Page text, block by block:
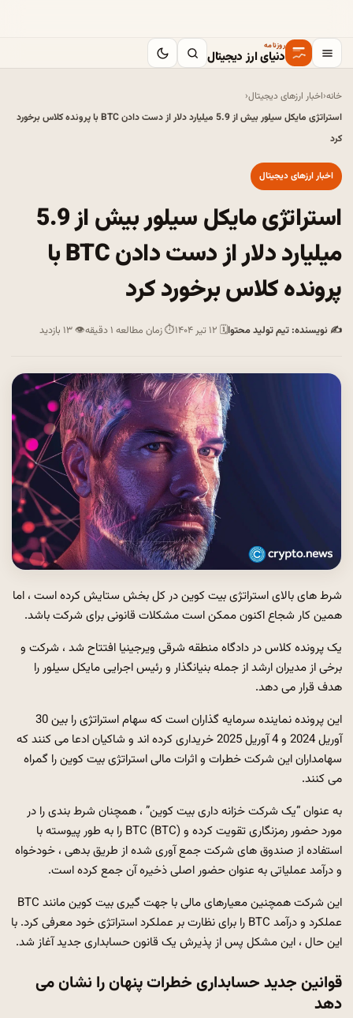
روزنامه
دنیای ارز دیجیتال
خانه‹اخبار ارزهای دیجیتال‹
استراتژی مایکل سیلور بیش از 5.9 میلیارد دلار از دست دادن BTC با پرونده کلاس برخورد
کرد
اخبار ارزهای دیجیتال
استراتژی مایکل سیلور بیش از 5.9
میلیارد دلار از دست دادن BTC با
پرونده کلاس برخورد کرد
✍ نویسنده: تیم تولید محتوا🗓 ۱۲ تیر ۱۴۰۴ ⏱ زمان مطالعه ۱ دقیقه 👁 ۱۳ بازدید
شرط های بالای استراتژی بیت کوین در کل بخش ستایش کرده است ، اما
همین کار شجاع اکنون ممکن است مشکلات قانونی برای شرکت باشد.
یک پرونده کلاس در دادگاه منطقه شرقی ویرجینیا افتتاح شد ، شرکت و
برخی از مدیران ارشد از جمله بنیانگذار و رئیس اجرایی مایکل سیلور را
هدف قرار می دهد.
این پرونده نماینده سرمایه گذاران است که سهام استراتژی را بین 30
آوریل 2024 و 4 آوریل 2025 خریداری کرده اند و شاکیان ادعا می کنند که
سهامداران این شرکت خطرات و اثرات مالی استراتژی بیت کوین را گمراه
می کنند.
به عنوان “یک شرکت خزانه داری بیت کوین” ، همچنان شرط بندی را در
مورد حضور رمزنگاری تقویت کرده و BTC (BTC) را به طور پیوسته با
استفاده از صندوق های شرکت جمع آوری شده از طریق بدهی ، خودخواه
و درآمد عملیاتی به عنوان حضور اصلی ذخیره آن جمع کرده است.
این شرکت همچنین معیارهای مالی با جهت گیری بیت کوین مانند BTC
عملکرد و درآمد BTC را برای نظارت بر عملکرد استراتژی خود معرفی کرد. با
این حال ، این مشکل پس از پذیرش یک قانون حسابداری جدید آغاز شد.
قوانین جدید حسابداری خطرات پنهان را نشان می
دهد